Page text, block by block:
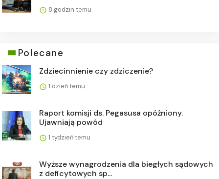
8 godzin temu
Polecane
Zdziecinnienie czy zdziczenie?
1 dzień temu
Raport komisji ds. Pegasusa opóźniony.
Ujawniają powód
1 tydzień temu
Wyższe wynagrodzenia dla biegłych sądowych
z deficytowych sp...